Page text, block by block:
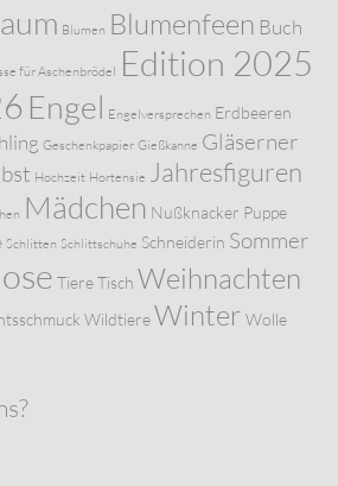
Blumen Blumenfeen Buch
für Aschenbrödel Edition 2025
Engel Engelversprechen Erdbeeren
Geschenkpapier Gießkanne Gläserner
Hochzeit Hortensie Jahresfiguren
Mädchen Nußknacker Puppe
Schlitten Schlittschuhe Schneiderin Sommer
TiereTisch Weihnachten
WildtiereWinter Wolle